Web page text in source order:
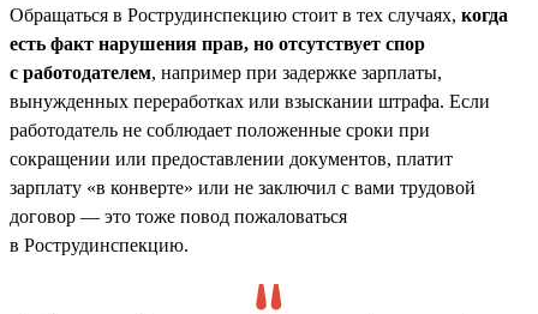
Обращаться в Рострудинспекцию стоит в тех случаях, когда
есть факт нарушения прав, но отсутствует спор
с работодателем, например при задержке зарплаты,
вынужденных переработках или взыскании штрафа. Если
работодатель не соблюдает положенные сроки при
сокращении или предоставлении документов, платит
зарплату «в конверте» или не заключил с вами трудовой
договор — это тоже повод пожаловаться
в Рострудинспекцию.